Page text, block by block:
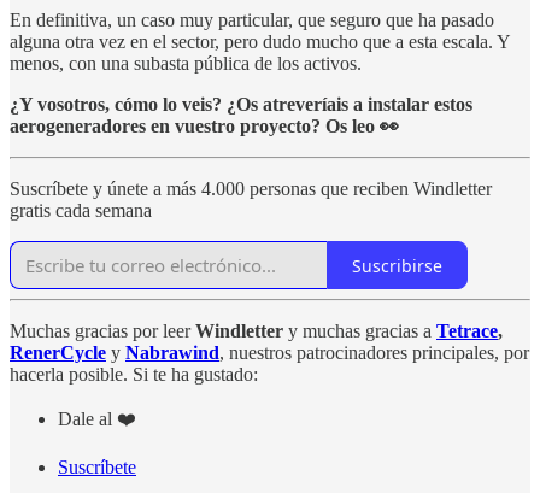
En definitiva, un caso muy particular, que seguro que ha pasado
alguna otra vez en el sector, pero dudo mucho que a esta escala. Y
menos, con una subasta pública de los activos.
¿Y vosotros, cómo lo veis? ¿Os atreveríais a instalar estos
aerogeneradores en vuestro proyecto? Os leo 👀
Suscríbete y únete a más 4.000 personas que reciben Windletter
gratis cada semana
Suscribirse
Muchas gracias por leerWindletter y muchas gracias a Tetrace,
RenerCycle y Nabrawind, nuestros patrocinadores principales, por
hacerla posible. Si te ha gustado:
Dale al ❤️
Suscríbete